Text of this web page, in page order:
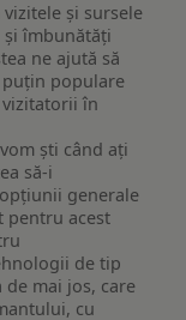
și sursele
și îmbunătăți
ne ajută să
puțin populare
vizitatorii în
ști când ați
să-i
generale
pentru acest
de tip
mai jos, care
cu